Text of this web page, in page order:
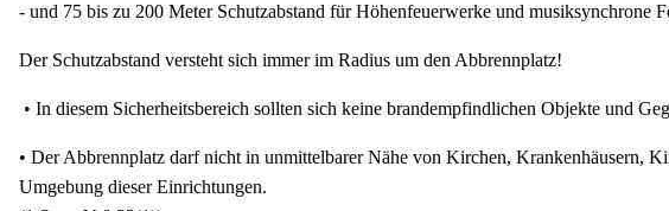
- und 75 bis zu 200 Meter Schutzabstand für Höhenfeuerwerke und musiksynchrone
Der Schutzabstand versteht sich immer im Radius um den Abbrennplatz!
• In diesem Sicherheitsbereich sollten sich keine brandempfindlichen Objekte und
• Der Abbrennplatz darf nicht in unmittelbarer Nähe von Kirchen, Krankenhäusern,
Umgebung dieser Einrichtungen.